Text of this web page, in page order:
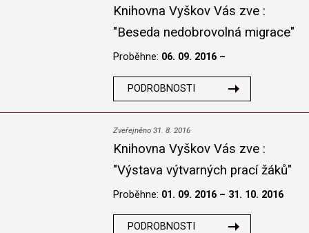
Knihovna Vyškov Vás zve :
"Beseda nedobrovolná migrace"
Proběhne: 06. 09. 2016 –
PODROBNOSTI
Zveřejněno 31. 8. 2016
Knihovna Vyškov Vás zve :
"Výstava výtvarných prací žáků"
Proběhne: 01. 09. 2016 – 31. 10. 2016
PODROBNOSTI